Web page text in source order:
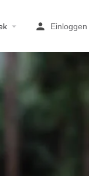
Einloggen